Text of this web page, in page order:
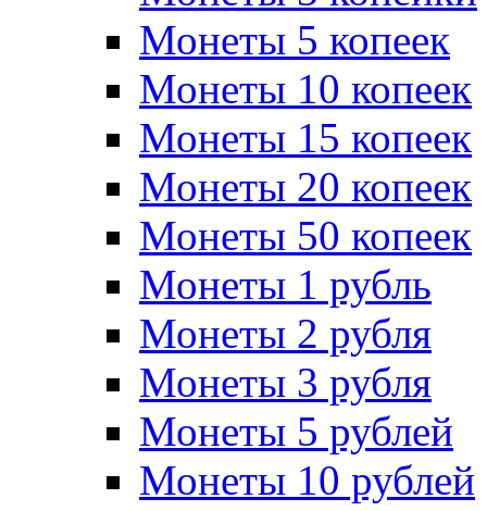
Монеты 5 копеек
Монеты 10 копеек
Монеты 15 копеек
Монеты 20 копеек
Монеты 50 копеек
Монеты 1 рубль
Монеты 2 рубля
Монеты 3 рубля
Монеты 5 рублей
Монеты 10 рублей